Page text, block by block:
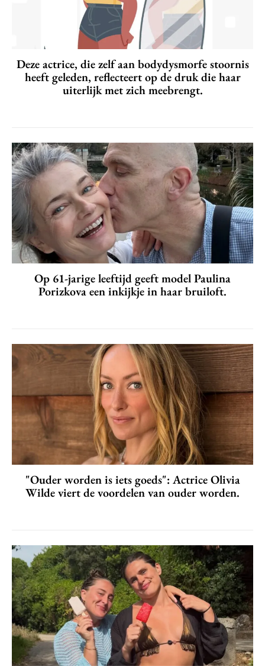
Deze actrice, die zelf aan bodydysmorfe stoornis
heeft geleden, reflecteert op de druk die haar
uiterlijk met zich meebrengt.
Op 61-jarige leeftijd geeft model Paulina
Porizkova een inkijkje in haar bruiloft.
"Ouder worden is iets goeds": Actrice Olivia
Wilde viert de voordelen van ouder worden.